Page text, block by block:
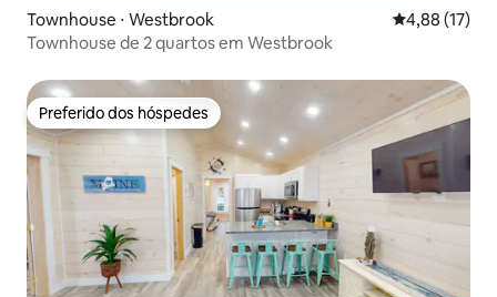
Townhouse ⋅ Westbrook 4,88 de uma
4,88 (17)
Townhouse de 2 quartos em Westbrook
Preferido dos hóspedes
Preferido dos hóspedes